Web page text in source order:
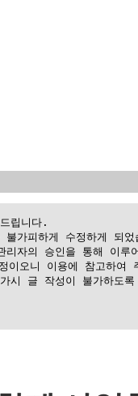
립니다.
가피하게 수정하게 되었
자의 승인을 통해 이루
이오니 이용에 참고하여
시 글 작성이 불가하도